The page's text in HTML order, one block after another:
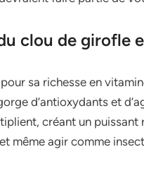
clou de girofle
sa richesse en
d’antioxydants et
créant un
même agir comme